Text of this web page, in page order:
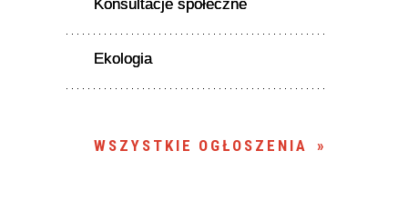
Konsultacje społeczne
Ekologia
WSZYSTKIE OGŁOSZENIA